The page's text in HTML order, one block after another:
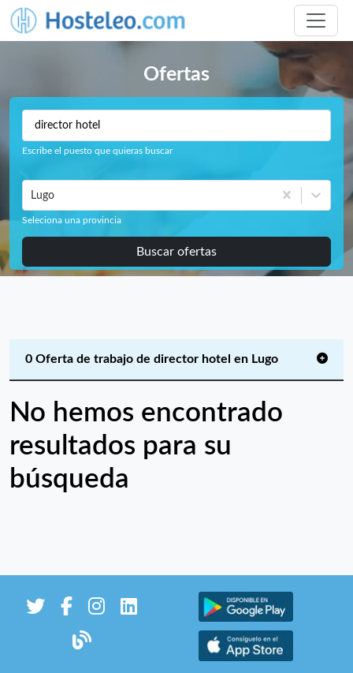
Ofertas
Escribe el puesto que quieras buscar
Lugo
Seleciona una provincia
Buscar ofertas
0 Oferta de trabajo de director hotel en Lugo
No hemos encontrado
resultados para su
búsqueda